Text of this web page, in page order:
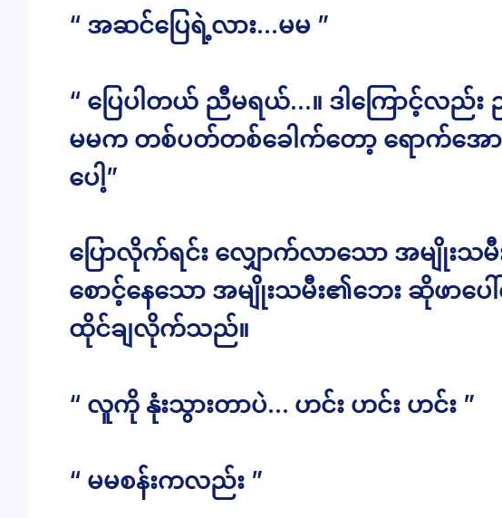
“ အဆင်ပြေရဲ့လား…မမ ”
“ ပြေပါတယ် ညီမရယ်…။ ဒါကြောင့်လ
မမက တစ်ပတ်တစ်ခေါက်တော့ ရောက်အေ
ပေါ့”
ပြောလိုက်ရင်း လျှောက်လာသော အမျိုးသ
စောင့်နေသော အမျိုးသမီး၏ဘေး ဆိုဖာပေ
ထိုင်ချလိုက်သည်။
“ လူကို နုံးသွားတာပဲ… ဟင်း ဟင်း ဟင်း ”
“ မမစန်းကလည်း ”